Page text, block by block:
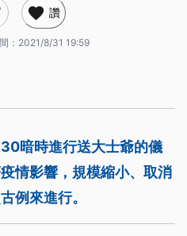
讚
： 2021/8/31 19:59
暗時進行送大士爺的儀
情影響，規模縮小、取消
例來進行。